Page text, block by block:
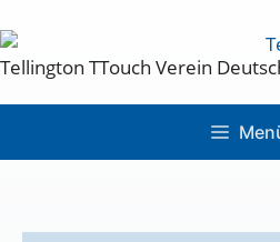
Tellington TTouch Verein